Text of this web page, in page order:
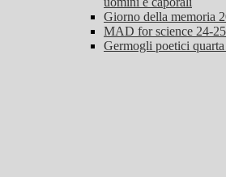
Giorno della memoria
MAD for science 24-25
Germogli poetici